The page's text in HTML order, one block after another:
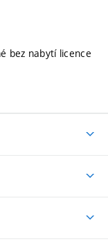
bez nabytí licence